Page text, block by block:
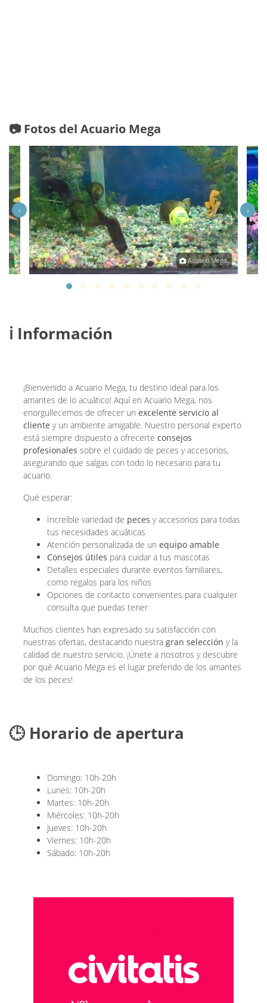
📷 Fotos del Acuario Mega
Acuario Mega.
‹ ›
ℹ️ Información
¡Bienvenido a Acuario Mega, tu destino ideal para los
amantes de lo acuático! Aquí en Acuario Mega, nos
enorgullecemos de ofrecer un excelente servicio al
cliente y un ambiente amigable. Nuestro personal experto
está siempre dispuesto a ofrecerte consejos
profesionales sobre el cuidado de peces y accesorios,
asegurando que salgas con todo lo necesario para tu
acuario.
Qué esperar:
Increíble variedad de peces y accesorios para todas
tus necesidades acuáticas
Atención personalizada de un equipo amable
Consejos útiles para cuidar a tus mascotas
Detalles especiales durante eventos familiares,
como regalos para los niños
Opciones de contacto convenientes para cualquier
consulta que puedas tener
Muchos clientes han expresado su satisfacción con
nuestras ofertas, destacando nuestra gran selección y la
calidad de nuestro servicio. ¡Únete a nosotros y descubre
por qué Acuario Mega es el lugar preferido de los amantes
de los peces!
🕒 Horario de apertura
Domingo: 10h-20h
Lunes: 10h-20h
Martes: 10h-20h
Miércoles: 10h-20h
Jueves: 10h-20h
Viernes: 10h-20h
Sábado: 10h-20h